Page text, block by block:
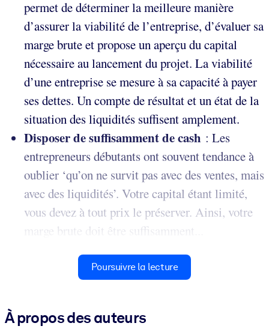
permet de déterminer la meilleure manière
d’assurer la viabilité de l’entreprise, d’évaluer sa
marge brute et propose un aperçu du capital
nécessaire au lancement du projet. La viabilité
d’une entreprise se mesure à sa capacité à payer
ses dettes. Un compte de résultat et un état de la
situation des liquidités suffisent amplement.
Disposer de suffisamment de cash : Les
entrepreneurs débutants ont souvent tendance à
oublier ‘qu’on ne survit pas avec des ventes, mais
avec des liquidités’. Votre capital étant limité,
vous devez à tout prix le préserver. Ainsi, votre
marge brute doit être suffisamment...
Poursuivre la lecture
À propos des auteurs